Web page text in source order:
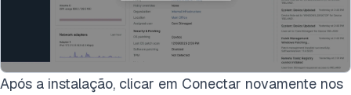
Após a instalação, clicar em Conectar novamente nos